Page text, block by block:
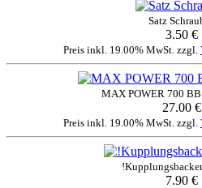
Satz
3.50 €
Preis inkl. 19.00% MwSt. zzgl.
MAX POWER 700
27.00 €
Preis inkl. 19.00% MwSt. zzgl.
7.90 €